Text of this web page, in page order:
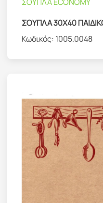
ΣΟΥΠΛΑ 30Χ40
Κωδικός: 1005.0048